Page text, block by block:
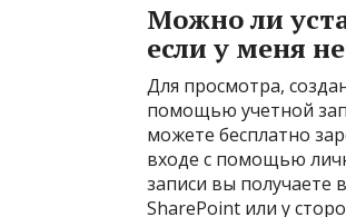
Можно ли
если у меня
Для просмотра,
помощью учетной
можете бесплатно
входе с помощью
записи вы получаете
SharePoint или у